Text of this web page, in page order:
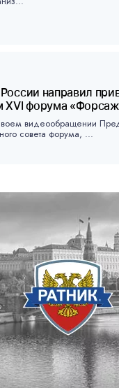
направил
XVI форума
видеообращении
совета форума, ...